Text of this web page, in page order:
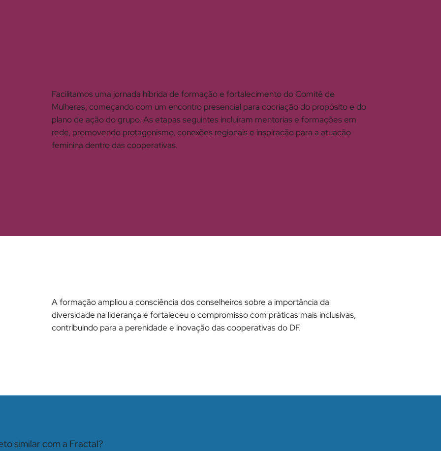
similar com a Fractal?
Facilitamos uma jornada híbrida de formação e fortalecimento do Comitê de
Mulheres, começando com um encontro presencial para cocriação do propósito e do
plano de ação do grupo. As etapas seguintes incluíram mentorias e formações em
rede, promovendo protagonismo, conexões regionais e inspiração para a atuação
feminina dentro das cooperativas.
A formação ampliou a consciência dos conselheiros sobre a importância da
diversidade na liderança e fortaleceu o compromisso com práticas mais inclusivas,
contribuindo para a perenidade e inovação das cooperativas do DF.